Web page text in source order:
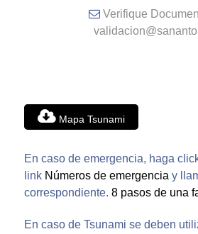
Verifique
Mapa Tsunami
En caso de emergencia, haga
link Números de emergencia y
correspondiente. 8 pasos de una
En caso de Tsunami se deben